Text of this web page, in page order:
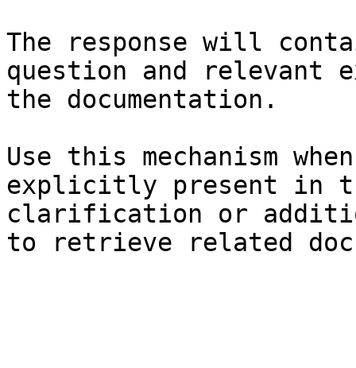
The response will
question and relevant
the documentation.
Use this mechanism
explicitly present in
clarification or